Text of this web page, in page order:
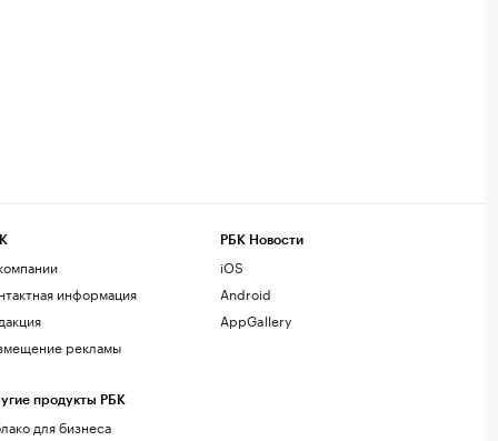
информация
рекламы
продукты РБК
для бизнеса
РБК Новости
iOS
Android
AppGallery